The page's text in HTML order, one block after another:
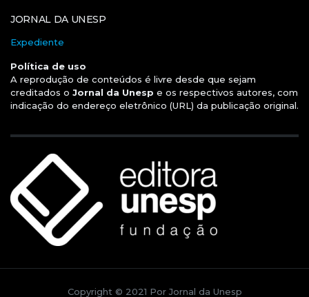
JORNAL DA UNESP
Expediente
Política de uso
A reprodução de conteúdos é livre desde que sejam
creditados o Jornal da Unesp e os respectivos autores, com
indicação do endereço eletrônico (URL) da publicação original.
Copyright © 2021 Por Jornal da Unesp